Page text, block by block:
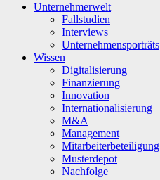
Unternehmerwelt
Fallstudien
Interviews
Unternehmensporträts
Wissen
Digitalisierung
Finanzierung
Innovation
Internationalisierung
M&A
Management
Mitarbeiterbeteiligung
Musterdepot
Nachfolge